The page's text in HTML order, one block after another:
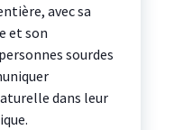
avec sa
et son
sourdes
dans leur